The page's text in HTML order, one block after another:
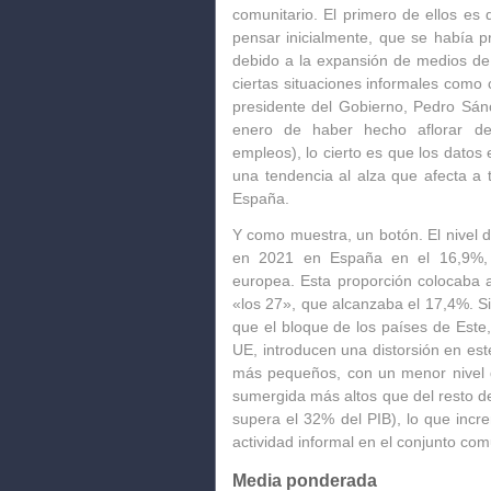
comunitario. El primero de ellos
pensar inicialmente, que se había
debido a la expansión de medios
ciertas situaciones informales
presidente del Gobierno, Pedro
enero de haber hecho aflorar
empleos), lo cierto es que los datos
una tendencia al alza que afecta a
España.
Y como muestra, un botón. El nivel
en 2021 en España en el 16,9%,
europea. Esta proporción colocaba
«los 27», que alcanzaba el 17,4%.
que el bloque de los países de
UE, introducen una distorsión en
más pequeños, con un menor
sumergida más altos que del resto
supera el 32% del PIB), lo que
actividad informal en el conjunto
Media ponderada